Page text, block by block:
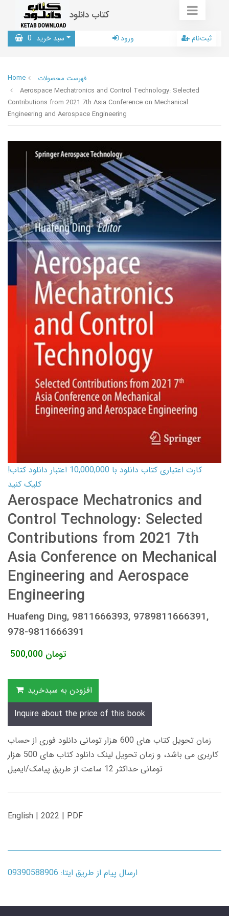
کتاب دانلود
سبد خرید 0 ورود ثبت‌نام
Home
فهرست محصولات
Aerospace Mechatronics and Control Technology: Selected
Contributions from 2021 7th Asia Conference on Mechanical
Engineering and Aerospace Engineering
کارت اعتباری کتاب دانلود با 10,000,000 اعتبار دانلود کتاب!
کلیک کنید
Aerospace Mechatronics and
Control Technology: Selected
Contributions from 2021 7th
Asia Conference on Mechanical
Engineering and Aerospace
Engineering
Huafeng Ding, 9811666393, 9789811666391,
978-9811666391
500,000 تومان
افزودن به سبدخرید
Inquire about the price of this book
زمان تحویل کتاب های 600 هزار تومانی دانلود فوری از حساب
کاربری می باشد، و زمان تحویل لینک دانلود کتاب های 500 هزار
تومانی حداکثر 12 ساعت از طریق پیامک/ایمیل
English | 2022 | PDF
ارسال پیام از طریق ایتا: 09390588906